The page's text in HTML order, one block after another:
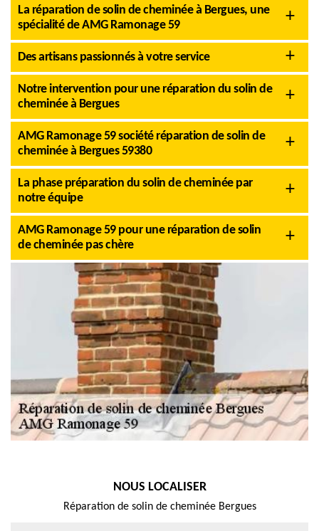
La réparation de solin de cheminée à Bergues, une
spécialité de AMG Ramonage 59
Des artisans passionnés à votre service
Notre intervention pour une réparation du solin de
cheminée à Bergues
AMG Ramonage 59 société réparation de solin de
cheminée à Bergues 59380
La phase préparation du solin de cheminée par
notre équipe
AMG Ramonage 59 pour une réparation de solin
de cheminée pas chère
NOUS LOCALISER
Réparation de solin de cheminée Bergues